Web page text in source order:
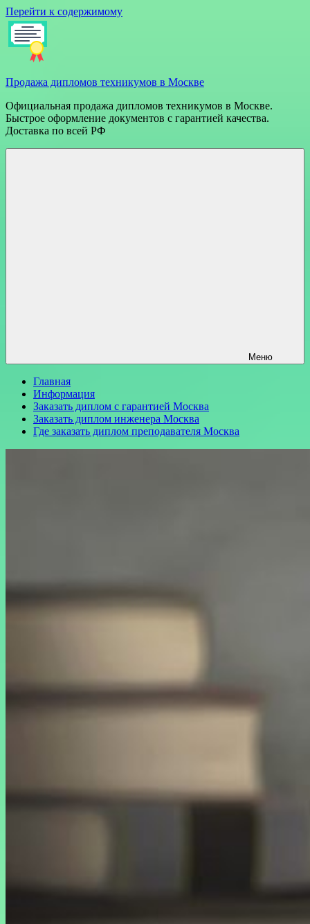
Перейти к содержимому
Продажа дипломов техникумов в Москве
Официальная продажа дипломов техникумов в Москве.
Быстрое оформление документов с гарантией качества.
Доставка по всей РФ
Меню
Главная
Информация
Заказать диплом с гарантией Москва
Заказать диплом инженера Москва
Где заказать диплом преподавателя Москва